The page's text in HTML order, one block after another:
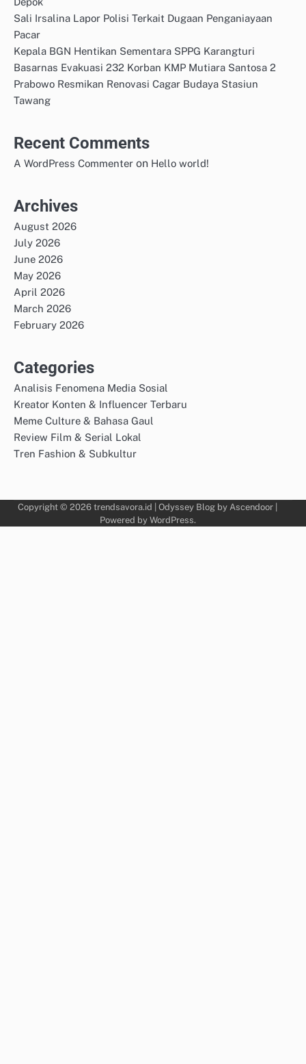
Sali Irsalina Lapor Polisi Terkait Dugaan Penganiayaan
Pacar
Kepala BGN Hentikan Sementara SPPG Karangturi
Basarnas Evakuasi 232 Korban KMP Mutiara Santosa 2
Prabowo Resmikan Renovasi Cagar Budaya Stasiun
Tawang
Recent Comments
A WordPress Commenter on Hello world!
Archives
August 2026
July 2026
June 2026
May 2026
April 2026
March 2026
February 2026
Categories
Analisis Fenomena Media Sosial
Kreator Konten & Influencer Terbaru
Meme Culture & Bahasa Gaul
Review Film & Serial Lokal
Tren Fashion & Subkultur
Copyright © 2026 trendsavora.id | Odyssey Blog by Ascendoor
Powered by WordPress.